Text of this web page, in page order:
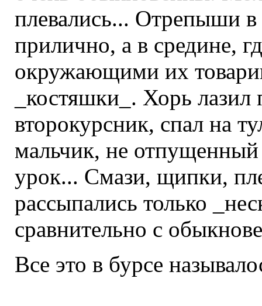
плевались... Отрепыши в
прилично, а в средине,
окружающими их
_костяшки_. Хорь
второкурсник, спал на
мальчик, не
урок... Смази, щипки,
рассыпались только
сравнительно с
Все это в бурсе